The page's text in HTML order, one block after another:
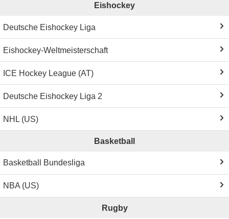
Eishockey
Deutsche Eishockey Liga
Eishockey-Weltmeisterschaft
ICE Hockey League (AT)
Deutsche Eishockey Liga 2
NHL (US)
Basketball
Basketball Bundesliga
NBA (US)
Rugby